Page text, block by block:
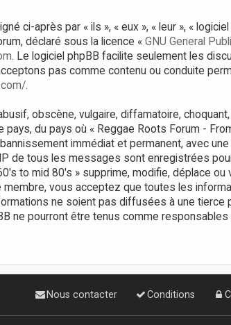
ci-après par « ils », « eux », « leur », «
déclaré sous la licence «GNU General
. Le logiciel phpBB facilite seulement les
pas comme contenu ou conduite
.
obscène, vulgaire, diffamatoire,
du pays où « Reggae Roots Forum -
immédiat et permanent, avec
de tous les messages sont enregistrées
to mid 80's » supprime, modifie, déplace ou
membre, vous acceptez que toutes les
ne soient pas diffusées à une tierce
ne pourront être tenus comme
Conditions
Nous contacter